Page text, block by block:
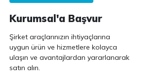
Kurumsal'a Başvur
Şirket araçlarınızın ihtiyaçlarına
uygun ürün ve hizmetlere kolayca
ulaşın ve avantajlardan yararlanarak
satın alın.